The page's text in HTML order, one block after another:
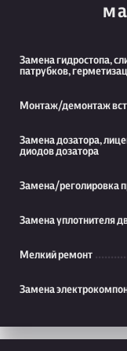
Замена гидростопа,
патрубков,
Монтаж/демонтаж
Замена дозатора,
диодов дозатора
Замена/реголировка
Замена уплотнителя
Мелкий ремонт
Замена